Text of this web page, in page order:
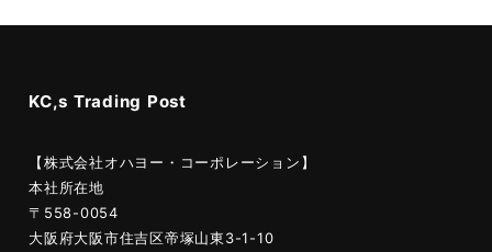
KC,s Trading Post
【株式会社オハヨー・コーポレーション】
本社所在地
〒558-0054
大阪府大阪市住吉区帝塚山東3-1-10